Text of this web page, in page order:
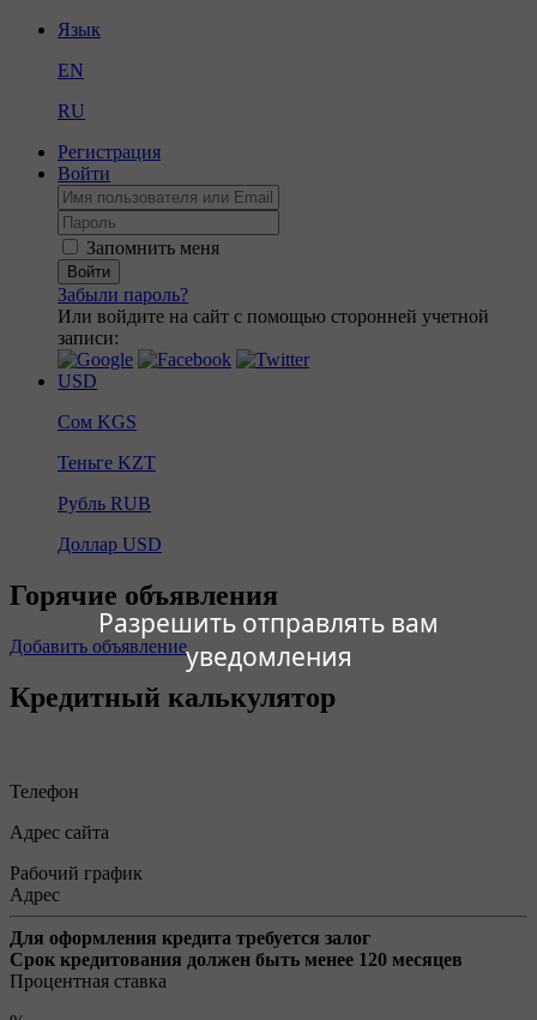
Разрешить отправлять вам
уведомления
Язык
EN
RU
Регистрация
Войти
Запомнить меня
Войти
Забыли пароль?
Или войдите на сайт с помощью сторонней учетной
записи:
USD
Сом KGS
Теньге KZT
Рубль RUB
Доллар USD
Горячие объявления
Добавить объявление
Кредитный калькулятор
Телефон
Адрес сайта
Рабочий график
Адрес
Для оформления кредита требуется залог
Срок кредитования должен быть менее 120 месяцев
Процентная ставка